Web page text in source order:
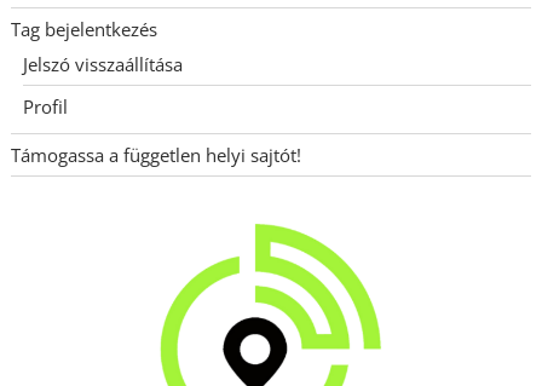
Tag bejelentkezés
Jelszó visszaállítása
Profil
Támogassa a független helyi sajtót!